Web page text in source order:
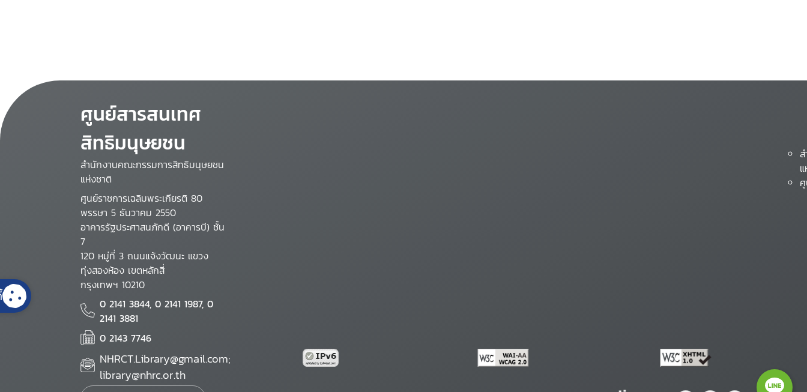
ศูนย์สารสนเทศ
สิทธิมนุษยชน
สำนักงานคณะกรรมการสิทธิมนุษยชน
แห่งชาติ
ศูนย์ราชการเฉลิมพระเกียรติ 80
พรรษา 5 ธันวาคม 2550
อาคารรัฐประศาสนภักดี (อาคารบี) ชั้น
7
120 หมู่ที่ 3 ถนนแจ้งวัฒนะ แขวง
ทุ่งสองห้อง เขตหลักสี่
กรุงเทพฯ 10210
0 2141 3844, 0 2141 1987, 0
2141 3881
0 2143 7746
NHRCT.Library@gmail.com;
library@nhrc.or.th